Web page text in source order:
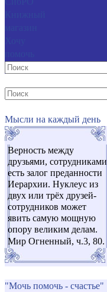
Мысли на каждый день
Верность между
друзьями, сотрудниками
есть залог преданности
Иерархии. Нуклеус из
двух или трёх друзей-
сотрудников может
явить самую мощную
опору великим делам.
Мир Огненный, ч.3, 80.
"Мочь помочь - счастье"